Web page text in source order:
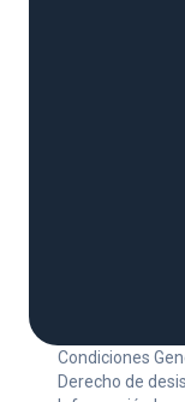
Condiciones
Derecho de